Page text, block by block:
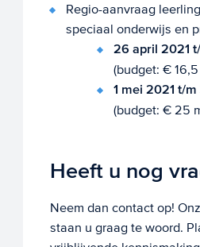
Regio-aanvraag
speciaal onderwijs en
26 april 2021
(budget: €
1 mei 2021 t/
(budget: € 25
Heeft u nog
Neem dan contact op!
staan u graag te woord.